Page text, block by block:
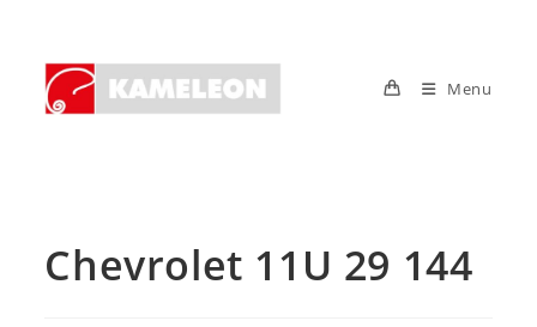
content
Menu
Chevrolet 11U 29 144